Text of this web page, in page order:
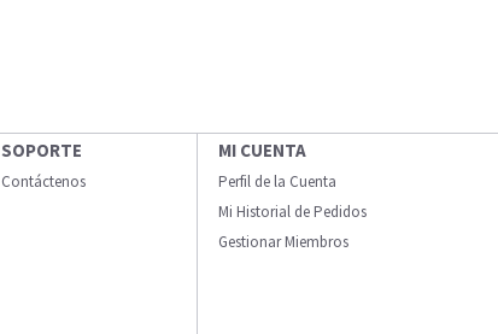
SOPORTE
Contáctenos
MI CUENTA
Perfil de la Cuenta
Mi Historial de Pedidos
Gestionar Miembros